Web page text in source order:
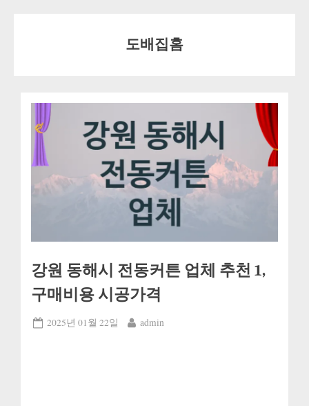
도배집홈
강원 동해시 전동커튼 업체 추천 1,
구매비용 시공가격
Posted
2025년 01월 22일 By
admin